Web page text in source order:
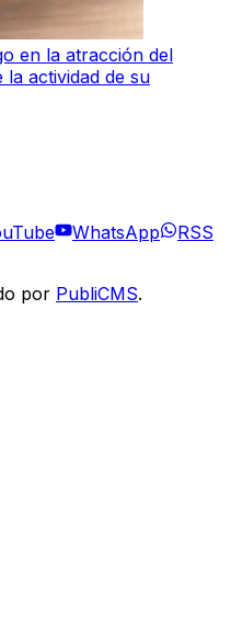
en la atracción del
actividad de su
WhatsApp RSS
por PubliCMS.